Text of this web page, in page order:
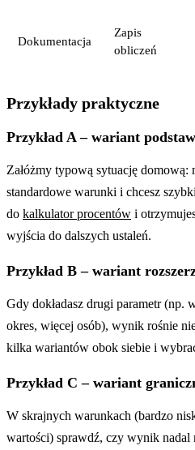
Dokumentacja
Zapis
obliczeń
Przykłady praktyczne
Przykład A – wariant
Załóżmy typową sytuację domową:
standardowe warunki i chcesz
do kalkulator procentów i
wyjścia do dalszych ustaleń.
Przykład B – wariant
Gdy dokładasz drugi parametr (np.
okres, więcej osób), wynik rośnie
kilka wariantów obok siebie i
Przykład C – wariant
W skrajnych warunkach (bardzo
wartości) sprawdź, czy wynik nadal